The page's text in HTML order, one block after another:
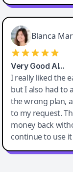
Blanca
Very Good AI…
I really liked the
but I also had to
the wrong plan,
to my request.
money back
continue to use